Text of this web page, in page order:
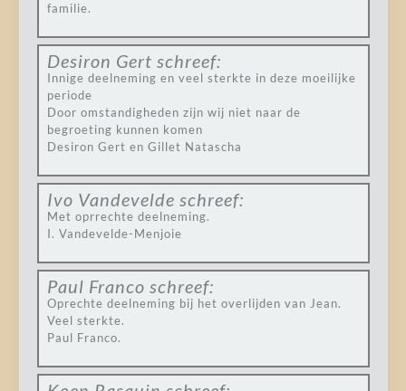
familie.
Desiron Gert schreef:
Innige deelneming en veel sterkte in deze moeilijke
periode
Door omstandigheden zijn wij niet naar de
begroeting kunnen komen
Desiron Gert en Gillet Natascha
Ivo Vandevelde schreef:
Met oprrechte deelneming.
I. Vandevelde-Menjoie
Paul Franco schreef:
Oprechte deelneming bij het overlijden van Jean.
Veel sterkte.
Paul Franco.